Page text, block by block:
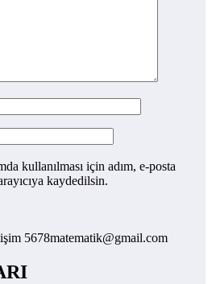
kullanılması için adım, e-posta
kaydedilsin.
5678matematik@gmail.com